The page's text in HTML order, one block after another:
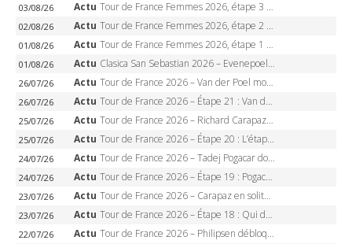
03/08/26 Actu Tour de France Femmes 2026, étape 3 – Sigrid Haugset en solitaire, 88 km d’échappée, maillot jaune
02/08/26 Actu Tour de France Femmes 2026, étape 2 – Lorena Wiebes doublé à Genève, Markus héroïque, 7e record
01/08/26 Actu Tour de France Femmes 2026, étape 1 – Lorena Wiebes intouchable à Lausanne, premier maillot jaune
01/08/26 Actu Clasica San Sebastian 2026 – Evenepoel recordman, 4e victoire, Carapaz battu au sprint
26/07/26 Actu Tour de France 2026 – Van der Poel monumental à Paris, Pogacar égale le record des cinq sacres
26/07/26 Actu Tour de France 2026 – Étape 21 : Van der Poel, Pogacar, qui succédera à Wout van Aert sur les Champs-Elysées ?
25/07/26 Actu Tour de France 2026 – Richard Carapaz roi des Alpes, doublé et maillot à pois, Seixas perd le podium
25/07/26 Actu Tour de France 2026 – Étape 20 : L’étape reine, Galibier, Sarenne, Alpe d’Huez, qui succédera à Pogacar ?
24/07/26 Actu Tour de France 2026 – Tadej Pogacar dompte l’Alpe d’Huez, 5e victoire, record de Pantani pulvérisé
24/07/26 Actu Tour de France 2026 – Étape 19 : Pogacar peut-il enfin dompter l’Alpe d’Huez ?
23/07/26 Actu Tour de France 2026 – Carapaz en solitaire à Orcières-Merlette, Paret-Peintre à un point du maillot à pois
23/07/26 Actu Tour de France 2026 – Étape 18 : Qui domptera Orcières-Merlette, première marche vers l’Alpe d’Huez ?
22/07/26 Actu Tour de France 2026 – Philipsen débloque son compteur à Voiron, Pedersen en danger pour le maillot vert